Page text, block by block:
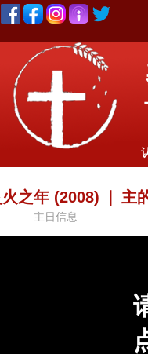
之年 (2008) 主
主日信息